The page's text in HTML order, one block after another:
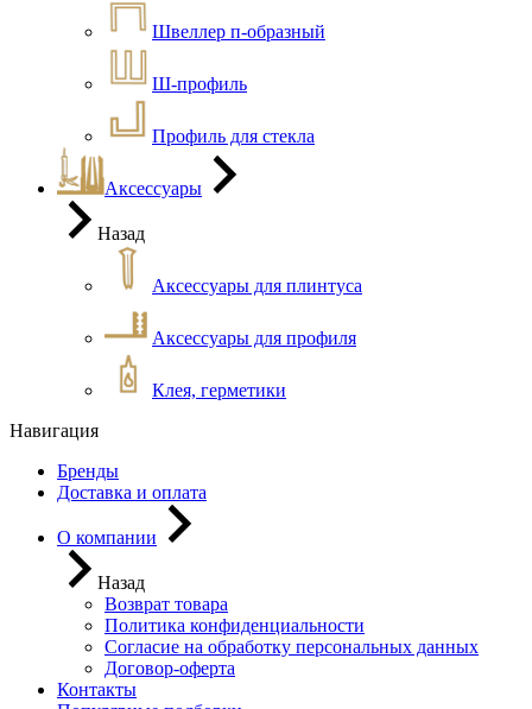
Швеллер п-образный
Ш-профиль
Профиль для стекла
Аксессуары
Назад
Аксессуары для плинтуса
Аксессуары для профиля
Клея, герметики
Навигация
Бренды
Доставка и оплата
О компании
Назад
Возврат товара
Политика конфиденциальности
Согласие на обработку персональных данных
Договор-оферта
Контакты